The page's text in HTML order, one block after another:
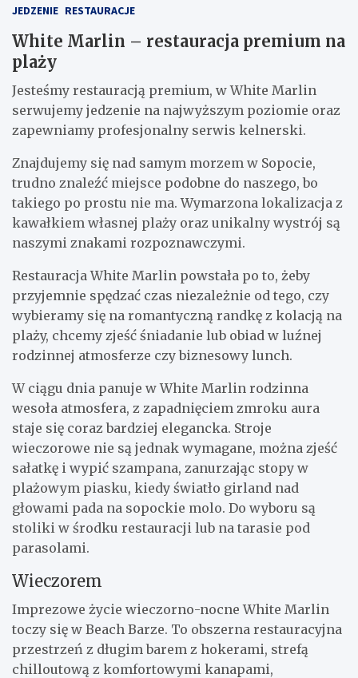
JEDZENIE RESTAURACJE
White Marlin – restauracja premium na
plaży
Jesteśmy restauracją premium, w White Marlin
serwujemy jedzenie na najwyższym poziomie oraz
zapewniamy profesjonalny serwis kelnerski.
Znajdujemy się nad samym morzem w Sopocie,
trudno znaleźć miejsce podobne do naszego, bo
takiego po prostu nie ma. Wymarzona lokalizacja z
kawałkiem własnej plaży oraz unikalny wystrój są
naszymi znakami rozpoznawczymi.
Restauracja White Marlin powstała po to, żeby
przyjemnie spędzać czas niezależnie od tego, czy
wybieramy się na romantyczną randkę z kolacją na
plaży, chcemy zjeść śniadanie lub obiad w luźnej
rodzinnej atmosferze czy biznesowy lunch.
W ciągu dnia panuje w White Marlin rodzinna
wesoła atmosfera, z zapadnięciem zmroku aura
staje się coraz bardziej elegancka. Stroje
wieczorowe nie są jednak wymagane, można zjeść
sałatkę i wypić szampana, zanurzając stopy w
plażowym piasku, kiedy światło girland nad
głowami pada na sopockie molo. Do wyboru są
stoliki w środku restauracji lub na tarasie pod
parasolami.
Wieczorem
Imprezowe życie wieczorno-nocne White Marlin
toczy się w Beach Barze. To obszerna restauracyjna
przestrzeń z długim barem z hokerami, strefą
chilloutową z komfortowymi kanapami,